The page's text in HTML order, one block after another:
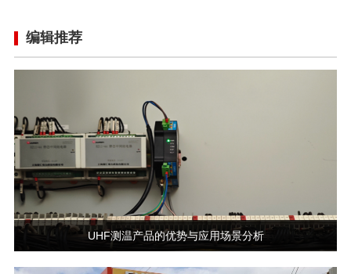
编辑推荐
UHF测温产品的优势与应用场景分析